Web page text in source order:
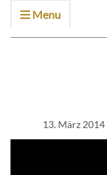
Menu
13. März 2014